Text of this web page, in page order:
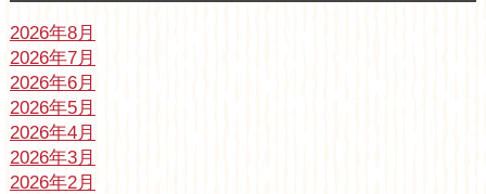
2026年8月
2026年7月
2026年6月
2026年5月
2026年4月
2026年3月
2026年2月